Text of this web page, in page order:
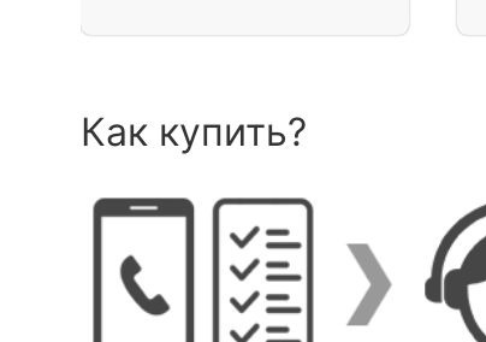
Как купить?